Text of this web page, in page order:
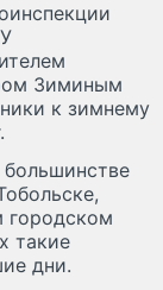
Зиминым
к зимнему
такие
дни.